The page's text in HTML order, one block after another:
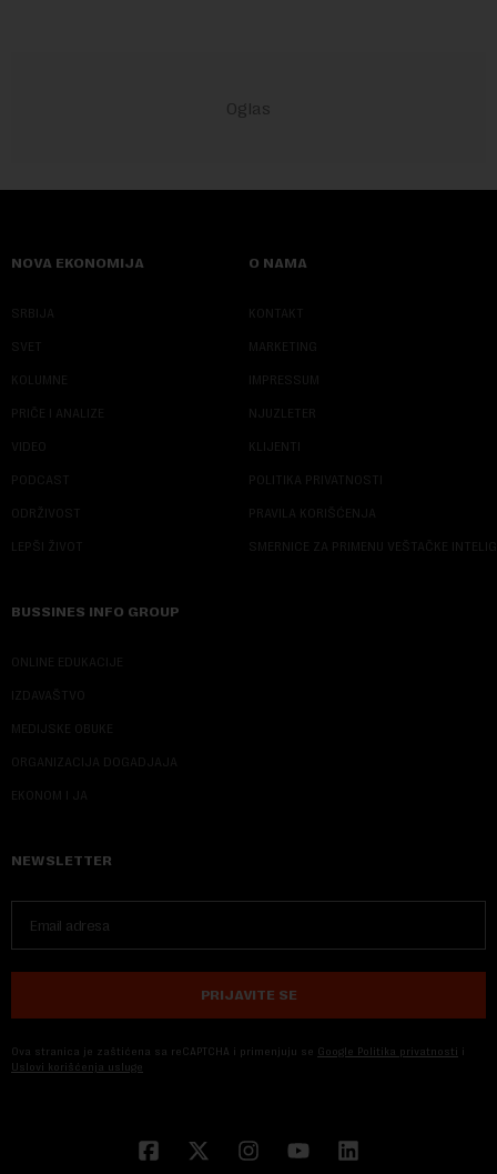
NOVA EKONOMIJA
SRBIJA
SVET
KOLUMNE
PRIČE I ANALIZE
VIDEO
PODCAST
ODRŽIVOST
LEPŠI ŽIVOT
O NAMA
KONTAKT
MARKETING
IMPRESSUM
NJUZLETER
KLIJENTI
POLITIKA PRIVATNOSTI
PRAVILA KORIŠĆENJA
SMERNICE ZA PRIMENU VEŠTAČKE
BUSSINES INFO GROUP
ONLINE EDUKACIJE
IZDAVAŠTVO
MEDIJSKE OBUKE
ORGANIZACIJA DOGADJAJA
EKONOM I JA
NEWSLETTER
PRIJAVITE SE
Ova stranica je zaštićena sa reCAPTCHA i primenjuju se Google Politika privatnosti i
Uslovi korišćenja usluge